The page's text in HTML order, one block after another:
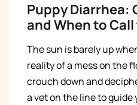
Puppy Diarrhea:
and When to
The sun is barely up
reality of a mess on the
crouch down and
a vet on the line to guide